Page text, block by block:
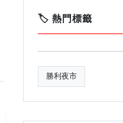
🏷️ 熱門標籤
勝利夜市